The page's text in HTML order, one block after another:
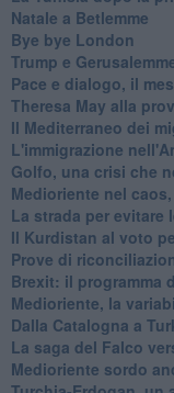
Natale a Betlemme
Bye bye London
Trump e
Pace e dialogo, il
Theresa May alla
Il Mediterraneo dei
L'immigrazione
Golfo, una crisi che
Medioriente nel
La strada per evitare
Il Kurdistan al voto
Prove di
Brexit: il programma
Medioriente, la
Dalla Catalogna a
La saga del Falco
Medioriente sordo